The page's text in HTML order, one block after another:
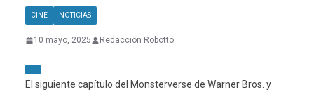
CINE NOTICIAS
10 mayo, 2025 Redaccion Robotto
El siguiente capítulo del Monsterverse de Warner Bros. y